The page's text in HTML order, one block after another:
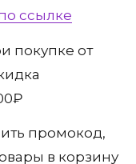
ссылке
покупке от
промокод,
в корзину